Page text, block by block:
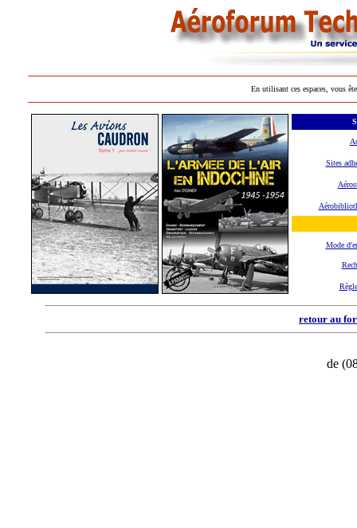
En utilisant ces espaces, vous
Sites
Mode
retour au
de